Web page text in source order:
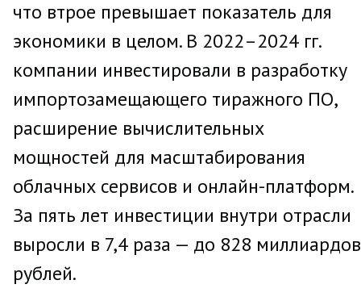
что втрое превышает показатель для
экономики в целом. В 2022–2024 гг.
компании инвестировали в разработку
импортозамещающего тиражного ПО,
расширение вычислительных
мощностей для масштабирования
облачных сервисов и онлайн-платформ.
За пять лет инвестиции внутри отрасли
выросли в 7,4 раза — до 828 миллиардов
рублей.